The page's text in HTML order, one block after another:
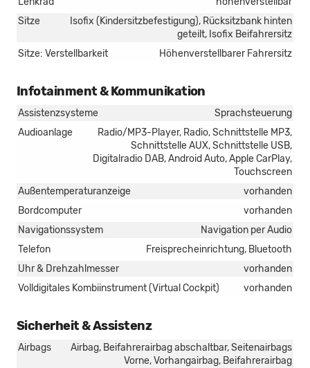
Sitze
Isofix (Kindersitzbefestigung), Rücksitzbank hinten
geteilt, Isofix Beifahrersitz
Sitze: Verstellbarkeit
Höhenverstellbarer Fahrersitz
Infotainment & Kommunikation
Assistenzsysteme
Sprachsteuerung
Audioanlage
Radio/MP3-Player, Radio, Schnittstelle MP3,
Schnittstelle AUX, Schnittstelle USB,
Digitalradio DAB, Android Auto, Apple CarPlay,
Touchscreen
Außentemperaturanzeige
vorhanden
Bordcomputer
vorhanden
Navigationssystem
Navigation per Audio
Telefon
Freisprecheinrichtung, Bluetooth
Uhr & Drehzahlmesser
vorhanden
Volldigitales Kombiinstrument (Virtual Cockpit)
vorhanden
Sicherheit & Assistenz
Airbags
Airbag, Beifahrerairbag abschaltbar, Seitenairbags
Vorne, Vorhangairbag, Beifahrerairbag